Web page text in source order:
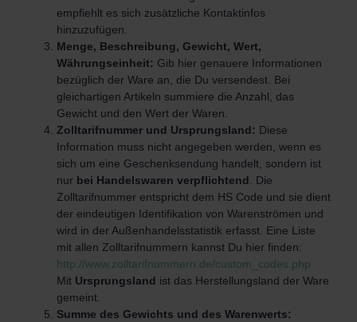
empfiehlt es sich zusätzliche Kontaktinfos
hinzuzufügen.
Menge, Beschreibung, Gewicht, Wert,
Währungseinheit: Gib hier genauere Informationen
bezüglich der Ware an, die Du versendest. Bei
gleichartigen Artikeln summiere die Anzahl, das
Gewicht und den Wert der Waren.
Zolltarifnummer und Ursprungsland: Diese
Information muss nicht angegeben werden, wenn es
sich um eine Geschenksendung handelt, sondern ist
nur bei Handelswaren verpflichtend. Die
Zolltarifnummer entspricht dem HS Code und sie dient
der eindeutigen Identifikation von Warenströmen und
wird in der Außenhandelsstatistik erfasst. Eine Liste
mit allen Zolltarifnummern kannst Du hier finden:
http://www.zolltarifnummern.de/custom_codes.php
Mit Ursprungsland ist das Herstellungsland der Ware
gemeint.
Summe des Gewichts und des Warenwerts: